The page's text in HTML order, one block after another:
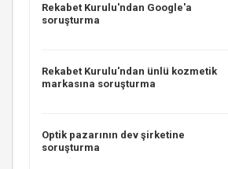
Rekabet Kurulu'ndan Google'a
soruşturma
Rekabet Kurulu'ndan ünlü kozmetik
markasına soruşturma
Optik pazarının dev şirketine
soruşturma